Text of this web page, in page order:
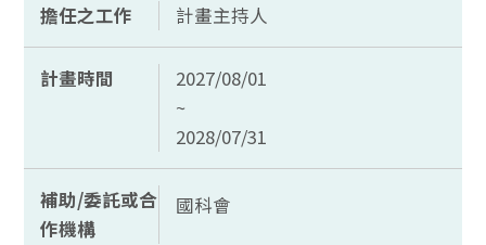
擔任之工作 計畫主持人
計畫時間
2027/08/01
~
2028/07/31
補助/委託或合
作機構
國科會